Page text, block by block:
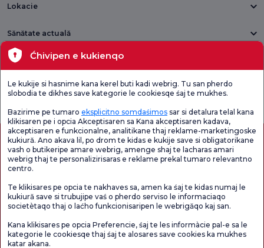
Lokacie
Sănătate actuală
Unități medicale
Sondaj general
Verificați
Chestionarul de
Sondaj de
Conținutul paginii are doar scop informativ. Asigurați-vă că vă consultați medicul
pentru diagnostic și tratament.
Ćhivipen e kukienqo
Le kukije si hasnime kana kerel buti kadi webrig. Tu san pherdo
slobodia te dikhes save kategorie le cookiesqe śaj te mukhes.
Bazirime pe tumaro eksplicitno somdaśimos sar si detalura telal kana
klikisaren pe i opcia Akceptisaren sa Kana akceptisaren kadava,
akceptisaren e funkcionalne, analitikane thaj reklame-marketingoske
kukiură. Ano akava lil, po drom te kidas e kukije save si obligatorikane
vash o butikeripe amare webrig, amenge shaj te lacharas amari
webrig thaj te personalizirisaras e reklame prekal tumaro relevantno
centro.
Te klikisares pe opcia te nakhaves sa, amen ka śaj te kidas numaj le
kukiură save si trubujipe vaś o pherdo serviso le informaciaqo
societètaqo thaj o laćho funkcionisaripen le webrigăqo kaj san.
Kana klikisares pe opcia Preferencie, śaj te les informàcie pal-e sa le
kategorie le cookiesqe thaj śaj te alosares save cookies ka mukhes
katar akana.